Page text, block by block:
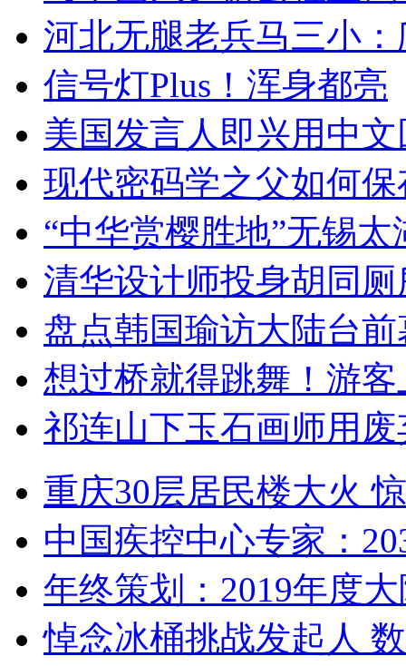
河北无腿老兵马三小
信号灯Plus！浑身都亮
美国发言人即兴用中
现代密码学之父如何
“中华赏樱胜地”无锡
清华设计师投身胡同
盘点韩国瑜访大陆台
想过桥就得跳舞！游客
祁连山下玉石画师用
重庆30层居民楼大火
中国疾控中心专家：
年终策划：2019年度
悼念冰桶挑战发起人